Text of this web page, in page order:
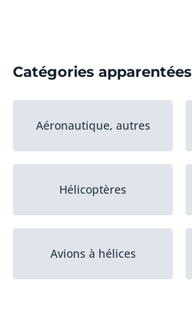
Catégories apparentées
Aéronautique, autres
Hélicoptères
Avions à hélices